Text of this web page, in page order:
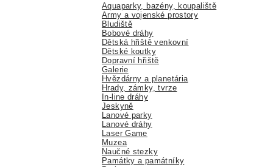
Aquaparky, bazény, koupaliště
Army a vojenské prostory
Bludiště
Bobové dráhy
Dětská hřiště venkovní
Dětské koutky
Dopravní hřiště
Galerie
Hvězdárny a planetária
Hrady, zámky, tvrze
In-line dráhy
Jeskyně
Lanové parky
Lanové dráhy
Laser Game
Muzea
Naučné stezky
Památky a památníky